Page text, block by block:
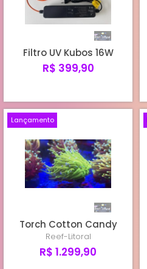
Filtro UV Kubos 16W
R$ 399,90
Lançamento
Torch Cotton Candy
Reef-Litoral
R$ 1.299,90